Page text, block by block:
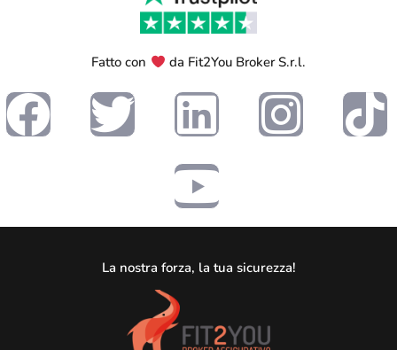
Fatto con da Fit2You Broker S.r.l.
La nostra forza, la tua sicurezza!